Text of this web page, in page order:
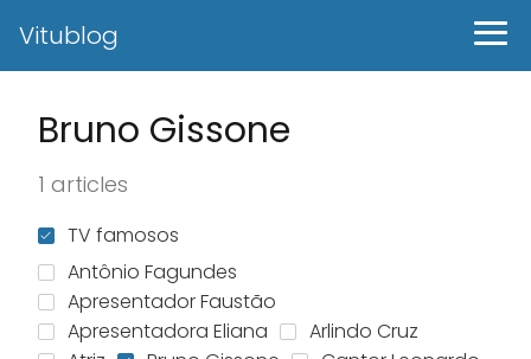
Vitublog
Bruno Gissone
1 articles
TV famosos
Antônio Fagundes
Apresentador Faustão
Apresentadora Eliana
Arlindo Cruz